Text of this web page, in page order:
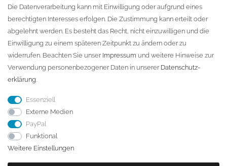
D-01796 Pirna
Telefon:+49 (0)3501 507295
info@dach-teufel.de
Die Datenverarbeitung kann mit Einwilligung oder aufgrund eines
berechtigten Interesses erfolgen. Die Zustimmung kann erteilt oder
abgelehnt werden. Es besteht das Recht, nicht einzuwilligen und die
Einwilligung zu einem späteren Zeitpunkt zu ändern oder zu
widerrufen. Beachten Sie unser Impressum und weitere Hinweise zur
Verwendung personenbezogener Daten in unserer Daten­schutz­
erklärung.
Essenziell
Externe Medien
PayPal
Funktional
Weitere Einstellungen